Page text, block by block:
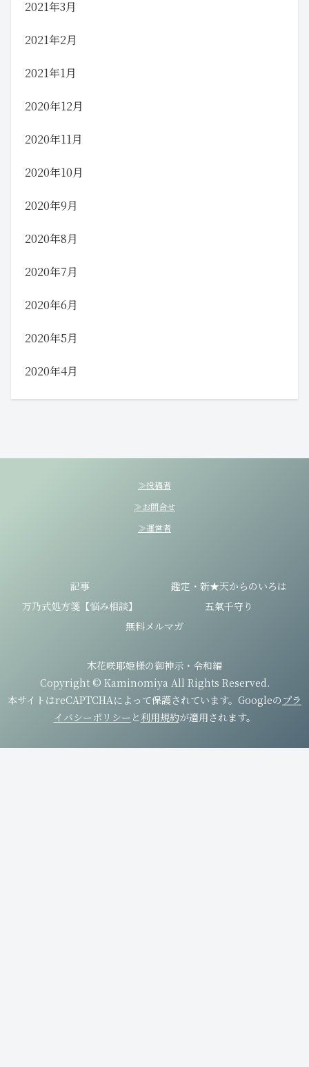
2021年3月
2021年2月
2021年1月
2020年12月
2020年11月
2020年10月
2020年9月
2020年8月
2020年7月
2020年6月
2020年5月
2020年4月
≫投稿者
≫お問合せ
≫運営者
記事
鑑定・新★天からのいろは
万乃式処方箋【悩み相談】
五氣千守り
無料メルマガ
木花咲耶姫様の御神示・令和編
Copyright © Kaminomiya All Rights Reserved.
本サイトはreCAPTCHAによって保護されています。Googleの プラ
イバシーポリシー と利用規約が適用されます。